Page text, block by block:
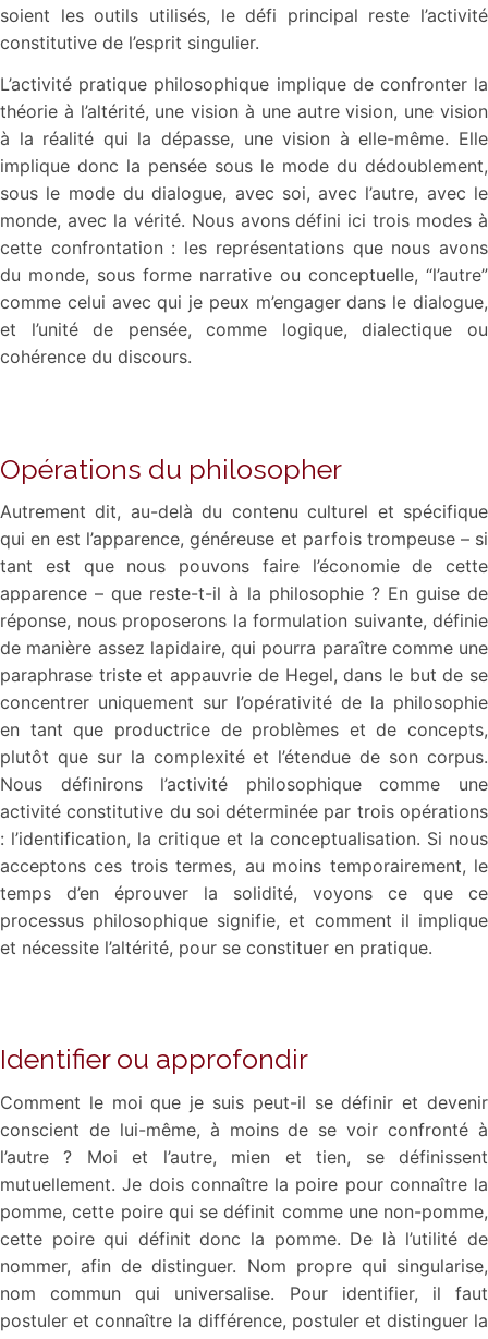
soient les outils utilisés, le défi principal reste l’activité
constitutive de l’esprit singulier.
L’activité pratique philosophique implique de confronter la
théorie à l’altérité, une vision à une autre vision, une vision
à la réalité qui la dépasse, une vision à elle-même. Elle
implique donc la pensée sous le mode du dédoublement,
sous le mode du dialogue, avec soi, avec l’autre, avec le
monde, avec la vérité. Nous avons défini ici trois modes à
cette confrontation : les représentations que nous avons
du monde, sous forme narrative ou conceptuelle, “l’autre”
comme celui avec qui je peux m’engager dans le dialogue,
et l’unité de pensée, comme logique, dialectique ou
cohérence du discours.
Opérations du philosopher
Autrement dit, au-delà du contenu culturel et spécifique
qui en est l’apparence, généreuse et parfois trompeuse – si
tant est que nous pouvons faire l’économie de cette
apparence – que reste-t-il à la philosophie ? En guise de
réponse, nous proposerons la formulation suivante, définie
de manière assez lapidaire, qui pourra paraître comme une
paraphrase triste et appauvrie de Hegel, dans le but de se
concentrer uniquement sur l’opérativité de la philosophie
en tant que productrice de problèmes et de concepts,
plutôt que sur la complexité et l’étendue de son corpus.
Nous définirons l’activité philosophique comme une
activité constitutive du soi déterminée par trois opérations
: l’identification, la critique et la conceptualisation. Si nous
acceptons ces trois termes, au moins temporairement, le
temps d’en éprouver la solidité, voyons ce que ce
processus philosophique signifie, et comment il implique
et nécessite l’altérité, pour se constituer en pratique.
Identifier ou approfondir
Comment le moi que je suis peut-il se définir et devenir
conscient de lui-même, à moins de se voir confronté à
l’autre ? Moi et l’autre, mien et tien, se définissent
mutuellement. Je dois connaître la poire pour connaître la
pomme, cette poire qui se définit comme une non-pomme,
cette poire qui définit donc la pomme. De là l’utilité de
nommer, afin de distinguer. Nom propre qui singularise,
nom commun qui universalise. Pour identifier, il faut
postuler et connaître la différence, postuler et distinguer la